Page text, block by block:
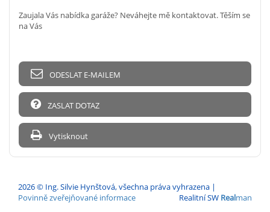
Zaujala Vás nabídka garáže? Neváhejte mě kontaktovat. Těším se
na Vás
ODESLAT E-MAILEM
ZASLAT DOTAZ
Vytisknout
2026 © Ing. Silvie Hynštová, všechna práva vyhrazena |
Povinně zveřejňované informace
Realitní SW Realman